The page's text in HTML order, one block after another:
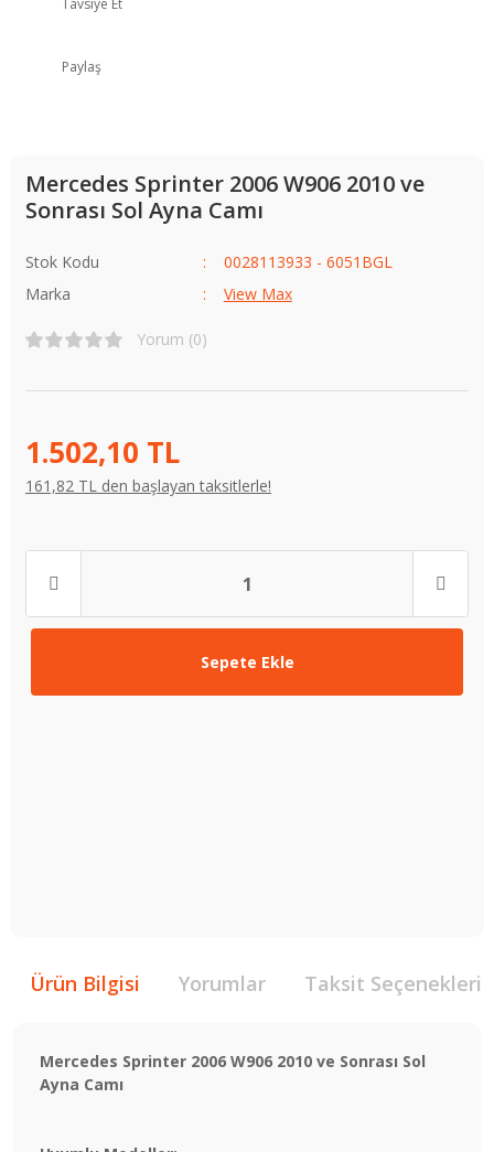
Paylaş
Mercedes Sprinter 2006 W906 2010 ve
Sonrası Sol Ayna Camı
Stok Kodu
0028113933 - 6051BGL
Marka
View Max
Yorum (0)
1.502,10 TL
161,82 TL den başlayan taksitlerle!
Sepete Ekle
Ürün Bilgisi Yorumlar Taksit Seçenekleri
Mercedes Sprinter 2006 W906 2010 ve Sonrası Sol
Ayna Camı